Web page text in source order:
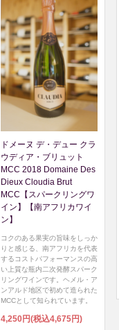
ドメーヌ デ・デュー クラ
ウディア・ブリュット
MCC 2018 Domaine Des
Dieux Cloudia Brut
MCC【スパークリングワ
イン】【南アフリカワイ
ン】
コクのある果実の旨味をしっか
りと感じる、南アフリカを代表
するコストパフォーマンスの高
い上質な瓶内二次発酵スパーク
リングワインです。ヘメル・ア
ンアルド地区で初めて造られた
MCCとして知られています。
4,250円(税込4,675円)